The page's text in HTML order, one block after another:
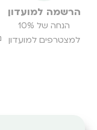
הרשמה למועדון
הנחה של 10%
למצטרפים למועדון